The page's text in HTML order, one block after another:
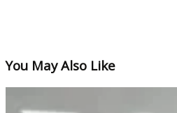
You May Also Like